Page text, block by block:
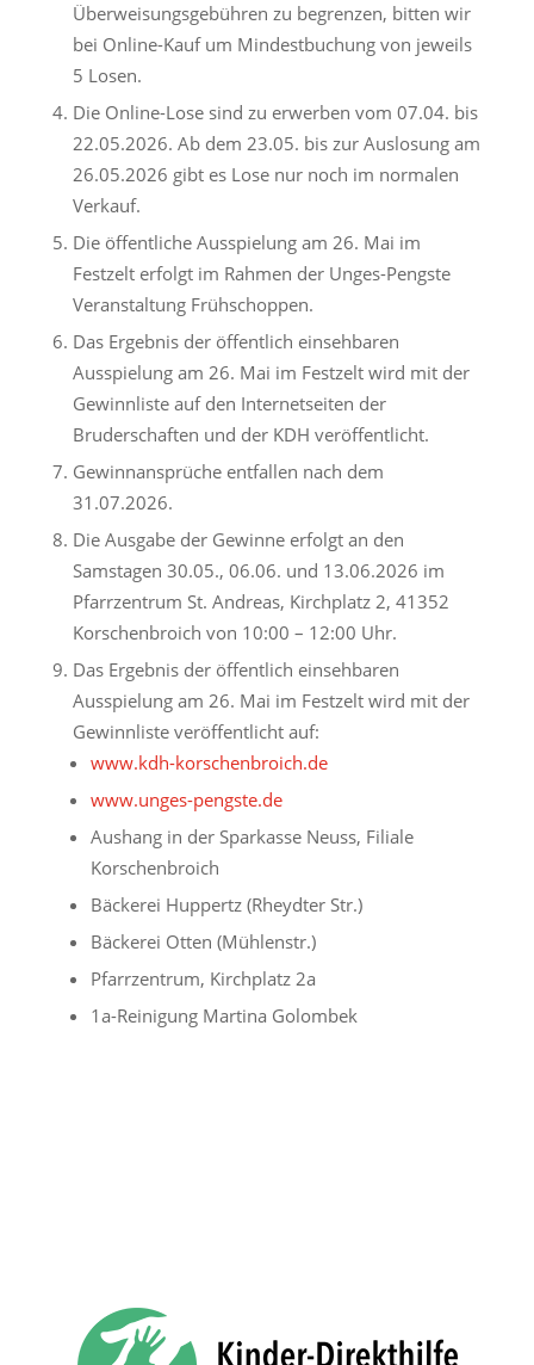
Überweisungsgebühren zu begrenzen, bitten wir
bei Online-Kauf um Mindestbuchung von jeweils
5 Losen.
Die Online-Lose sind zu erwerben vom 07.04. bis
22.05.2026. Ab dem 23.05. bis zur Auslosung am
26.05.2026 gibt es Lose nur noch im normalen
Verkauf.
Die öffentliche Ausspielung am 26. Mai im
Festzelt erfolgt im Rahmen der Unges-Pengste
Veranstaltung Frühschoppen.
Das Ergebnis der öffentlich einsehbaren
Ausspielung am 26. Mai im Festzelt wird mit der
Gewinnliste auf den Internetseiten der
Bruderschaften und der KDH veröffentlicht.
Gewinnansprüche entfallen nach dem
31.07.2026.
Die Ausgabe der Gewinne erfolgt an den
Samstagen 30.05., 06.06. und 13.06.2026 im
Pfarrzentrum St. Andreas, Kirchplatz 2, 41352
Korschenbroich von 10:00 – 12:00 Uhr.
Das Ergebnis der öffentlich einsehbaren
Ausspielung am 26. Mai im Festzelt wird mit der
Gewinnliste veröffentlicht auf:
www.kdh-korschenbroich.de
www.unges-pengste.de
Aushang in der Sparkasse Neuss, Filiale
Korschenbroich
Bäckerei Huppertz (Rheydter Str.)
Bäckerei Otten (Mühlenstr.)
Pfarrzentrum, Kirchplatz 2a
1a-Reinigung Martina Golombek